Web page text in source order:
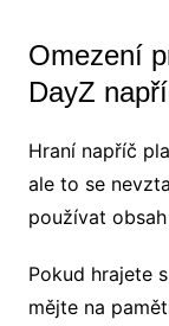
Omezení
DayZ
Hraní napříč
ale to se
používat
Pokud hrajete
mějte na